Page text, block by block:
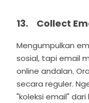
13. Collect
Mengumpulkan
sosial, tapi email
online andalan.
secara reguler.
"koleksi email"